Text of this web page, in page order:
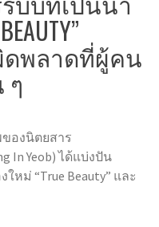
พลาดที่ผู้คน
ๆ
องนิตยสาร
In Yeob) ได้แบ่งปัน
หม่ “True Beauty” และ